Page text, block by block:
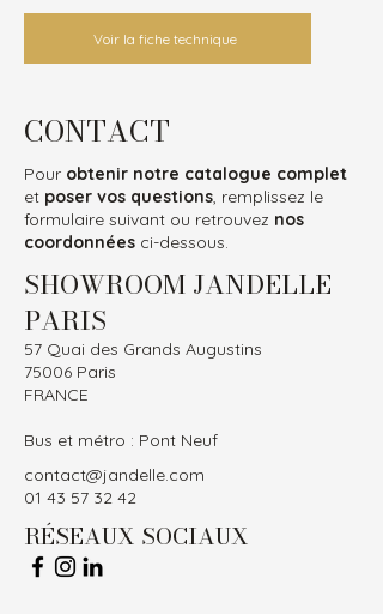
Voir la fiche technique
CONTACT
Pour obtenir notre catalogue complet
et poser vos questions, remplissez le
formulaire suivant ou retrouvez nos
coordonnées ci-dessous.
SHOWROOM JANDELLE
PARIS
57 Quai des Grands Augustins
75006 Paris
FRANCE
Bus et métro : Pont Neuf
contact@jandelle.com
01 43 57 32 42
RÉSEAUX SOCIAUX